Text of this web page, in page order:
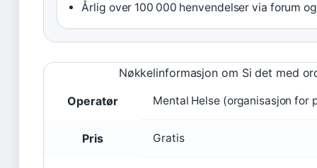
Årlig over 100 000 henvendelser via forum
Nøkkelinformasjon om Si det med
Operatør
Mental Helse (organisasjon for
Pris Gratis